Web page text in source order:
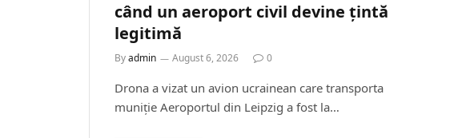
când un aeroport civil devine țintă
legitimă
Byadmin August 6, 2026 0
Drona a vizat un avion ucrainean care transporta
muniție Aeroportul din Leipzig a fost la…